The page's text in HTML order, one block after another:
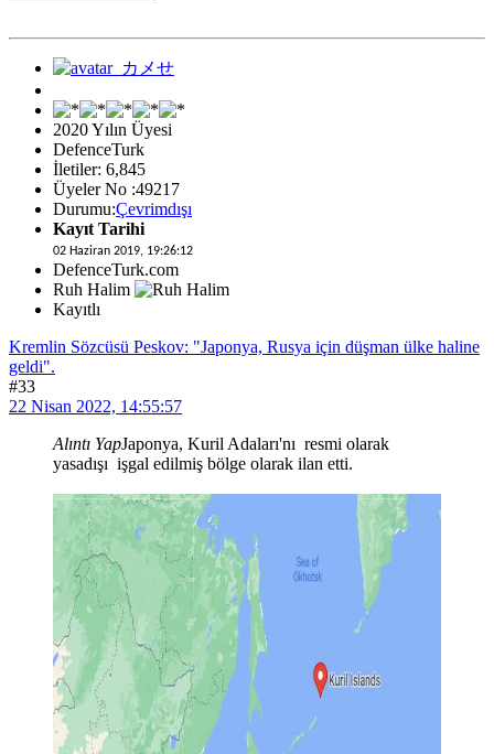
2020 Yılın Üyesi
DefenceTurk
İletiler: 6,845
Üyeler No :49217
Durumu:Çevrimdışı
Kayıt Tarihi
02 Haziran 2019, 19:26:12
DefenceTurk.com
Ruh Halim
Kayıtlı
Kremlin Sözcüsü Peskov: "Japonya, Rusya için düşman ülke haline
geldi".
#33
22 Nisan 2022, 14:55:57
Alıntı YapJaponya, Kuril Adaları'nı resmi olarak
yasadışı işgal edilmiş bölge olarak ilan etti.